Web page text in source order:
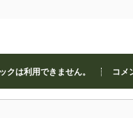
クは利用できません。 コメ